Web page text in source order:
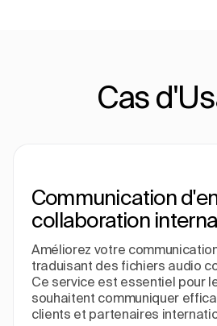
Cas
Communication
collaboration
Améliorez votre
traduisant des fichiers audio
Ce service est essentiel pour
souhaitent communiquer
clients et partenaires